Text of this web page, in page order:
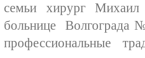
семьи хирург Михаил
больнице Волгограда
профессиональные